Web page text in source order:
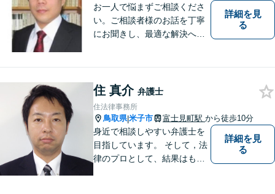
お一人で悩まずご相談くださ
い。ご相談者様のお話を丁寧
にお聞きし、最適な解決へと
詳細を見
る
住 真介 弁護士
住法律事務所
鳥取県|米子市 富士見町駅 から徒歩10分
身近で相談しやすい弁護士を
目指しています。 そして，法
律のプロとして、結果はもち
詳細を見
る